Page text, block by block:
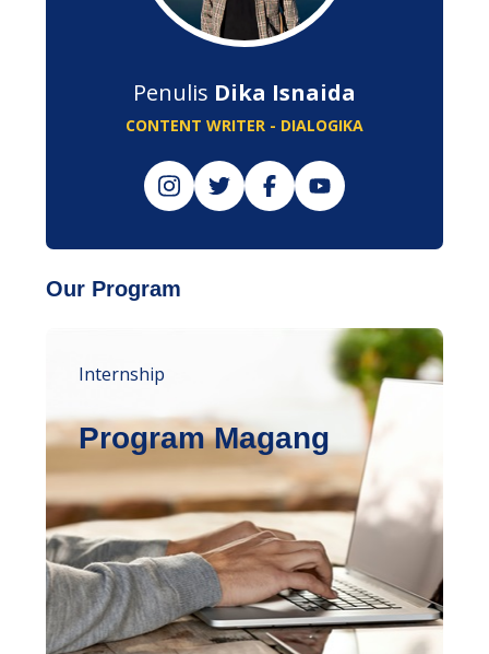
Penulis Dika Isnaida
CONTENT WRITER - DIALOGIKA
Our Program
Internship
Program Magang